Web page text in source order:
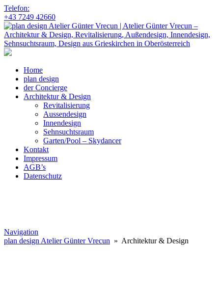
Telefon:
+43 7249 42660
Home
plan design
der Concierge
Architektur & Design
Revitalisierung
Aussendesign
Innendesign
Sehnsuchtsraum
Garten/Pool – Skydancer
Kontakt
Impressum
AGB’s
Datenschutz
Navigation
plan design Atelier Günter Vrecun » Architektur & Design